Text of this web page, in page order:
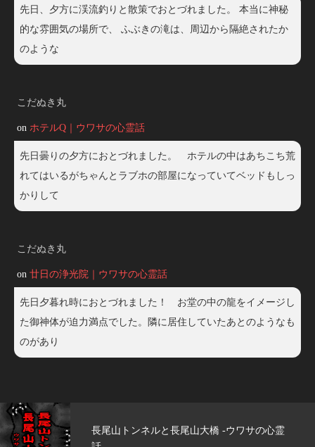
先日、夕方に渓流釣りと散策でおとづれました。 本当に神秘
的な雰囲気の場所で、 ふぶきの滝は、周辺から隔絶されたか
のような
こだぬき丸
on ホテルQ｜ウワサの心霊話
先日曇りの夕方におとづれました。 ホテルの中はあちこち荒
れてはいるがちゃんとラブホの部屋になっていてベッドもしっ
かりして
こだぬき丸
on 廿日の浄光院｜ウワサの心霊話
先日夕暮れ時におとづれました！ お堂の中の龍をイメージし
た御神体が迫力満点でした。隣に居住していたあとのようなも
のがあり
玄武洞公園 -ウワサの心霊話-